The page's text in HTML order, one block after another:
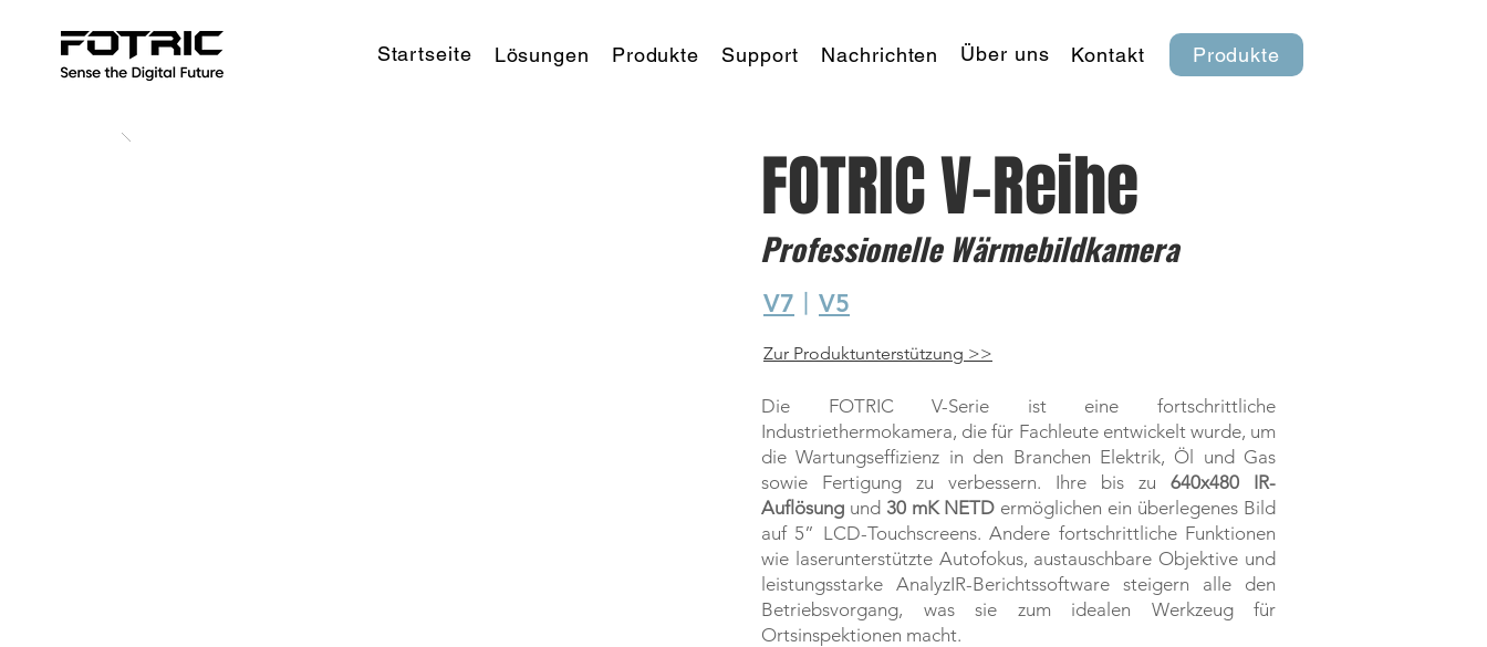
Startseite Lösungen Produkte Support Nachrichten Über uns Kontakt Produkte
FOTRIC V-Reihe
Professionelle Wärmebildkamera
V7 V5
Zur Produktunterstützung >>
Die FOTRIC V-Serie ist eine fortschrittliche
Industriethermokamera, die für Fachleute entwickelt wurde, um
die Wartungseffizienz in den Branchen Elektrik, Öl und Gas
sowie Fertigung zu verbessern. Ihre bis zu 640x480
IR-
Auflösung und 30 mK NETD ermöglichen ein überlegenes Bild
auf 5” LCD-Touchscreens. Andere fortschrittliche Funktionen
wie laserunterstützte Autofokus, austauschbare Objektive und
leistungsstarke AnalyzIR-Berichtssoftware steigern alle den
Betriebsvorgang, was sie zum idealen Werkzeug für
Ortsinspektionen macht.